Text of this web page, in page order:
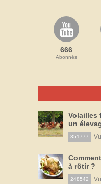
666
Abonnés
Volailles
un
351777
à rôtir ?
248542